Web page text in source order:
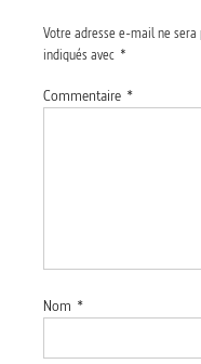
Votre adresse e-mail ne sera
indiqués avec *
Commentaire *
Nom *